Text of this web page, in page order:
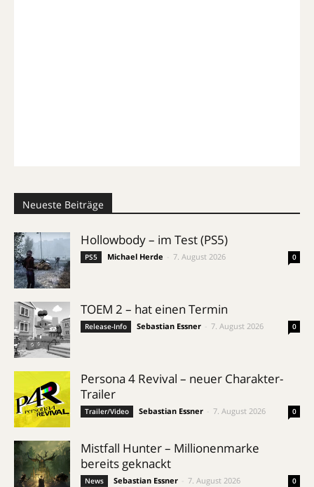
Neueste Beiträge
Hollowbody – im Test (PS5)
PS5 Michael Herde 7. August 2026 0
TOEM 2 – hat einen Termin
Release-Info Sebastian Essner 7. August 2026 0
Persona 4 Revival – neuer Charakter-
Trailer
Trailer/Video Sebastian Essner 7. August 2026 0
Mistfall Hunter – Millionenmarke
bereits geknackt
News Sebastian Essner 7. August 2026 0